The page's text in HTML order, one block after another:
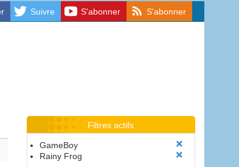
Suivre S'abonner S'abonner
Filtres actifs
GameBoy
Rainy Frog